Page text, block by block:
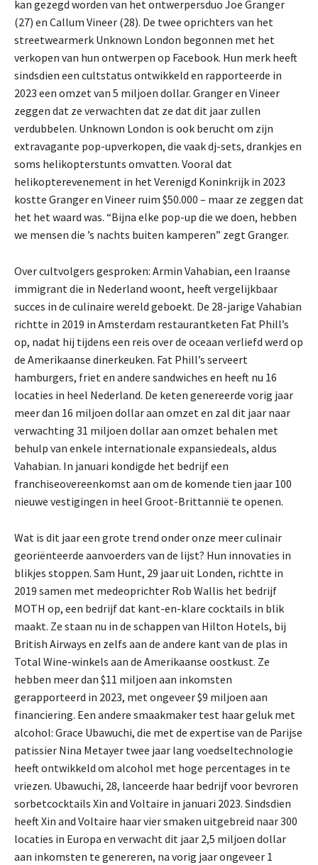
kan gezegd worden van het ontwerpersduo Joe Granger
(27) en Callum Vineer (28). De twee oprichters van het
streetwearmerk Unknown London begonnen met het
verkopen van hun ontwerpen op Facebook. Hun merk heeft
sindsdien een cultstatus ontwikkeld en rapporteerde in
2023 een omzet van 5 miljoen dollar. Granger en Vineer
zeggen dat ze verwachten dat ze dat dit jaar zullen
verdubbelen. Unknown London is ook berucht om zijn
extravagante pop-upverkopen, die vaak dj-sets, drankjes en
soms helikopterstunts omvatten. Vooral dat
helikopterevenement in het Verenigd Koninkrijk in 2023
kostte Granger en Vineer ruim $50.000 – maar ze zeggen dat
het het waard was. “Bijna elke pop-up die we doen, hebben
we mensen die ’s nachts buiten kamperen” zegt Granger.
Over cultvolgers gesproken: Armin Vahabian, een Iraanse
immigrant die in Nederland woont, heeft vergelijkbaar
succes in de culinaire wereld geboekt. De 28-jarige Vahabian
richtte in 2019 in Amsterdam restaurantketen Fat Phill’s
op, nadat hij tijdens een reis over de oceaan verliefd werd op
de Amerikaanse dinerkeuken. Fat Phill’s serveert
hamburgers, friet en andere sandwiches en heeft nu 16
locaties in heel Nederland. De keten genereerde vorig jaar
meer dan 16 miljoen dollar aan omzet en zal dit jaar naar
verwachting 31 miljoen dollar aan omzet behalen met
behulp van enkele internationale expansiedeals, aldus
Vahabian. In januari kondigde het bedrijf een
franchiseovereenkomst aan om de komende tien jaar 100
nieuwe vestigingen in heel Groot-Brittannië te openen.
Wat is dit jaar een grote trend onder onze meer culinair
georiënteerde aanvoerders van de lijst? Hun innovaties in
blikjes stoppen. Sam Hunt, 29 jaar uit Londen, richtte in
2019 samen met medeoprichter Rob Wallis het bedrijf
MOTH op, een bedrijf dat kant-en-klare cocktails in blik
maakt. Ze staan nu in de schappen van Hilton Hotels, bij
British Airways en zelfs aan de andere kant van de plas in
Total Wine-winkels aan de Amerikaanse oostkust. Ze
hebben meer dan $11 miljoen aan inkomsten
gerapporteerd in 2023, met ongeveer $9 miljoen aan
financiering. Een andere smaakmaker test haar geluk met
alcohol: Grace Ubawuchi, die met de expertise van de Parijse
patissier Nina Metayer twee jaar lang voedseltechnologie
heeft ontwikkeld om alcohol met hoge percentages in te
vriezen. Ubawuchi, 28, lanceerde haar bedrijf voor bevroren
sorbetcocktails Xin and Voltaire in januari 2023. Sindsdien
heeft Xin and Voltaire haar vier smaken uitgebreid naar 300
locaties in Europa en verwacht dit jaar 2,5 miljoen dollar
aan inkomsten te genereren, na vorig jaar ongeveer 1